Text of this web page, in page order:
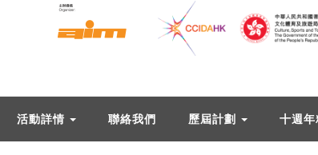
活動詳情 聯絡我們 歷屆計劃 十週